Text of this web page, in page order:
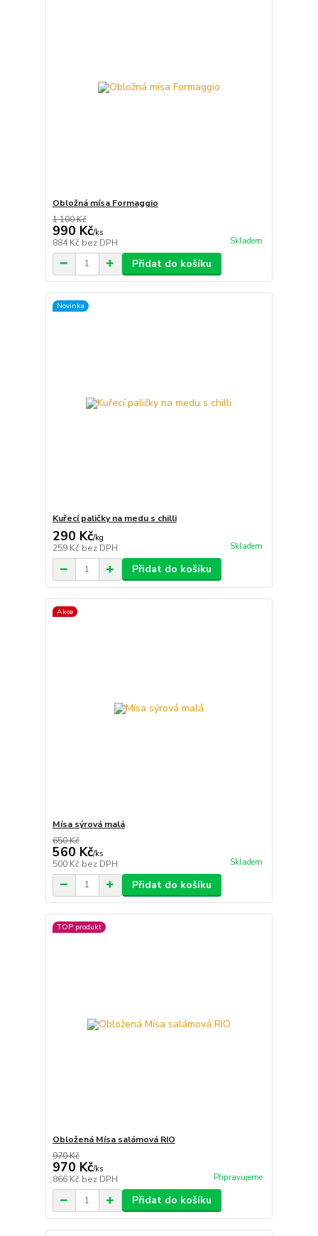
Obložná mísa Formaggio
1 100 Kč
990 Kč/ks
884 Kč bez DPH Skladem
Přidat do košíku
Novinka
Kuřecí paličky na medu s chilli
290 Kč/kg
259 Kč bez DPH Skladem
Přidat do košíku
Akce
Mísa sýrová malá
650 Kč
560 Kč/ks
500 Kč bez DPH Skladem
Přidat do košíku
TOP produkt
Obložená Mísa salámová RIO
970 Kč
970 Kč/ks
866 Kč bez DPH Připravujeme
Přidat do košíku